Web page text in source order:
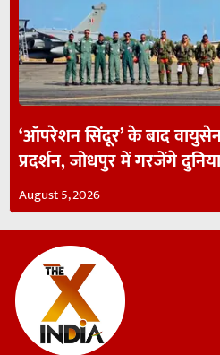
‘ऑपरेशन सिंदूर’ के बाद
प्रदर्शन, जोधपुर में गरजेंगे
August 5, 2026